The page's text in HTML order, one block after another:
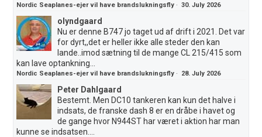
Nordic Seaplanes-ejer vil have brandslukningsfly ·30. July 2026
olyndgaard
Nu er denne B747 jo taget ud af drift i 2021. Det var
for dyrt,,det er heller ikke alle steder den kan
lande..imod sætning til de mange CL 215/415 som
kan lave optankning...
Nordic Seaplanes-ejer vil have brandslukningsfly · 28. July 2026
Peter Dahlgaard
Bestemt. Men DC10 tankeren kan kun det halve i
indsats, de franske dash 8 er en dråbe i havet og
de gange hvor N944ST har været i aktion har man
kunne se indsatsen....